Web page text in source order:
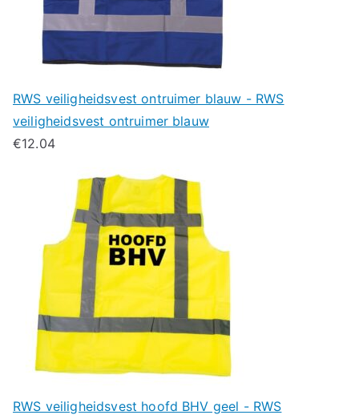
RWS veiligheidsvest ontruimer blauw - RWS
veiligheidsvest ontruimer blauw
€12.04
RWS veiligheidsvest hoofd BHV geel - RWS